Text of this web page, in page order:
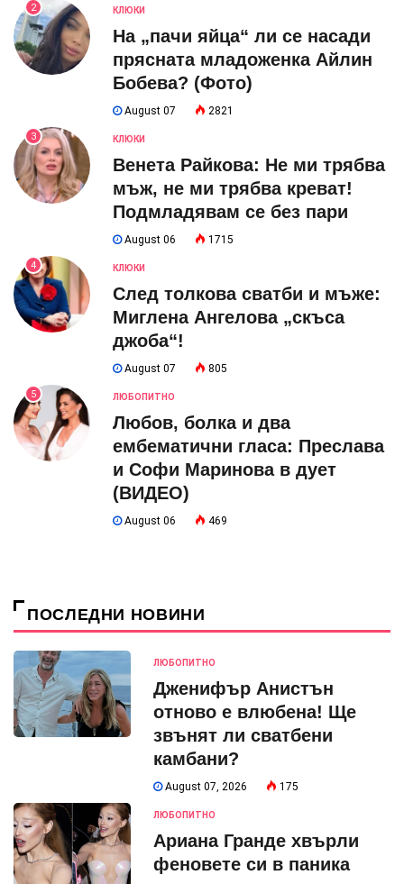
2 КЛЮКИ
На „пачи яйца“ ли се насади
прясната младоженка Айлин
Бобева? (Фото)
August 07 2821
3 КЛЮКИ
Венета Райкова: Не ми трябва
мъж, не ми трябва креват!
Подмладявам се без пари
August 06 1715
4 КЛЮКИ
След толкова сватби и мъже:
Миглена Ангелова „скъса
джоба“!
August 07 805
5 ЛЮБОПИТНО
Любов, болка и два
ембематични гласа: Преслава
и Софи Маринова в дует
(ВИДЕО)
August 06 469
ПОСЛЕДНИ НОВИНИ
ЛЮБОПИТНО
Дженифър Анистън
отново е влюбена! Ще
звънят ли сватбени
камбани?
August 07, 2026 175
ЛЮБОПИТНО
Ариана Гранде хвърли
феновете си в паника